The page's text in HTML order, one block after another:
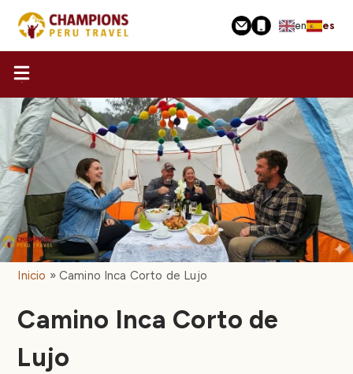
Pasar
contenido
principal
en es
Inicio Camino Inca Corto de Lujo
Camino Inca Corto de
Lujo